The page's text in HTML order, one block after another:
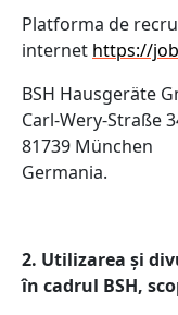
Platforma de
internet https://
BSH Hausgeräte
Carl-Wery-Straße
81739 München
Germania.
2. Utilizarea și
în cadrul BSH,